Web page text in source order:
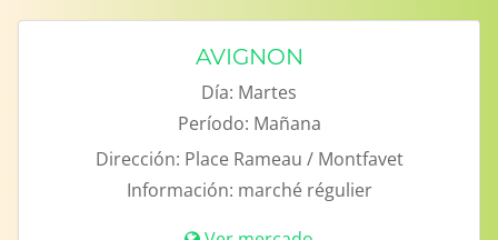
AVIGNON
Día: Martes
Período: Mañana
Dirección: Place Rameau / Montfavet
Información: marché régulier